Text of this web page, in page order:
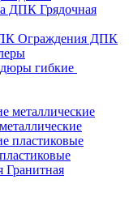
Грядочная
Ограждения ДПК
гибкие
Гранитная